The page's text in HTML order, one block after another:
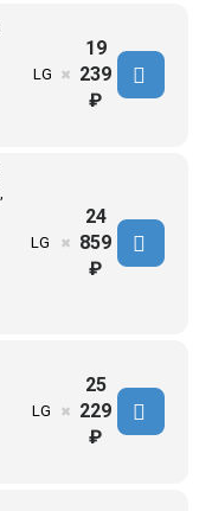
LG ✖
19
239
₽
LG ✖
24
859
₽
LG ✖
25
229
₽